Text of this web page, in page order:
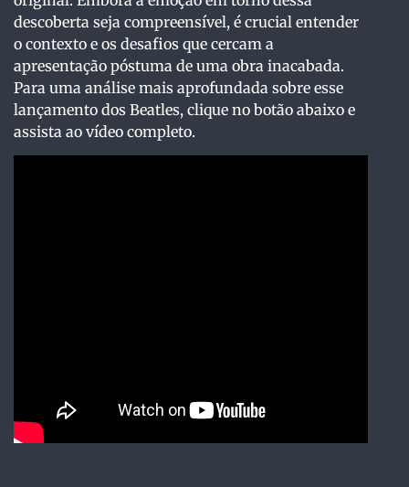
descoberta seja compreensível, é crucial entender
o contexto e os desafios que cercam a
apresentação póstuma de uma obra inacabada.
Para uma análise mais aprofundada sobre esse
lançamento dos Beatles, clique no botão abaixo e
assista ao vídeo completo.